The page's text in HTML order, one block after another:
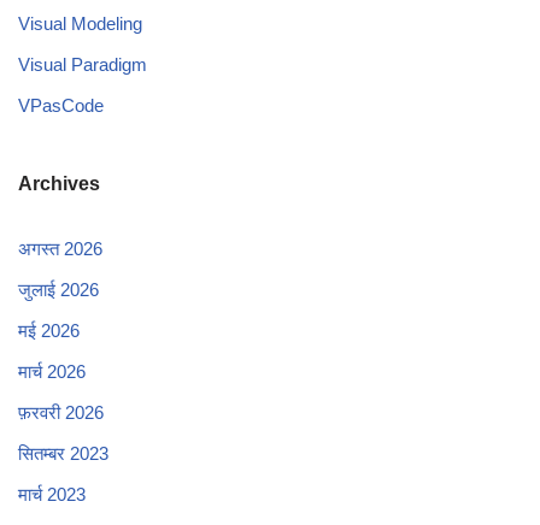
Visual Modeling
Visual Paradigm
VPasCode
Archives
अगस्त 2026
जुलाई 2026
मई 2026
मार्च 2026
फ़रवरी 2026
सितम्बर 2023
मार्च 2023